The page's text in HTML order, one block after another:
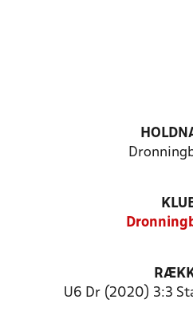
U6 Dr (2020) 3:3